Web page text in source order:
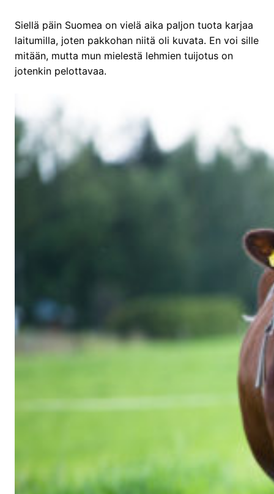
Siellä päin Suomea on vielä aika paljon tuota karjaa
laitumilla, joten pakkohan niitä oli kuvata. En voi sille
mitään, mutta mun mielestä lehmien tuijotus on
jotenkin pelottavaa.